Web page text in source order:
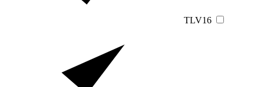
TLV16